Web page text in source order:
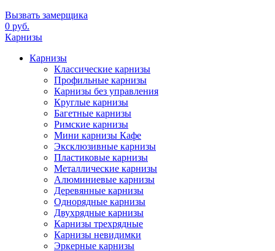
Вызвать замерщика
0 руб.
Карнизы
Карнизы
Классические карнизы
Профильные карнизы
Карнизы без управления
Круглые карнизы
Багетные карнизы
Римские карнизы
Мини карнизы Кафе
Эксклюзивные карнизы
Пластиковые карнизы
Металлические карнизы
Алюминиевые карнизы
Деревянные карнизы
Однорядные карнизы
Двухрядные карнизы
Карнизы трехрядные
Карнизы невидимки
Эркерные карнизы